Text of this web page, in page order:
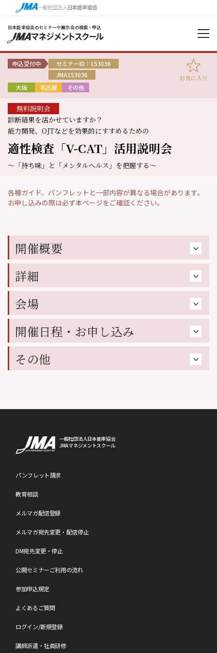
日本能率協会のセミナーや展示会の検索・申込
申込受付中
セミナーID：153036
JMA153036
大阪
名古屋 その他
お気に入り
無料説明会
診断結果を活かせていますか？
能力開発、OJTなどを効果的にすすめるための
適性検査「V-CAT」活用説明会
～「持ち味」と「メンタルヘルス」を把握する～
各種ガイド、パンフレットと一部内容が異なる場合があります。
お申し込みの際は必ず本ページをご確認ください。
開催概要
詳細
会場
開催日程・お申し込み
その他
一般社団法人日本能率協会
JMAマネジメントスクール
パンフレット請求
教育相談
メルマガ配信登録
メルマガ宛先変更・配信停止
DM宛先変更・停止
公開セミナーご利用の流れ
参加申込規定
よくあるご質問
ログイン/新規登録
講師派遣・社員研修